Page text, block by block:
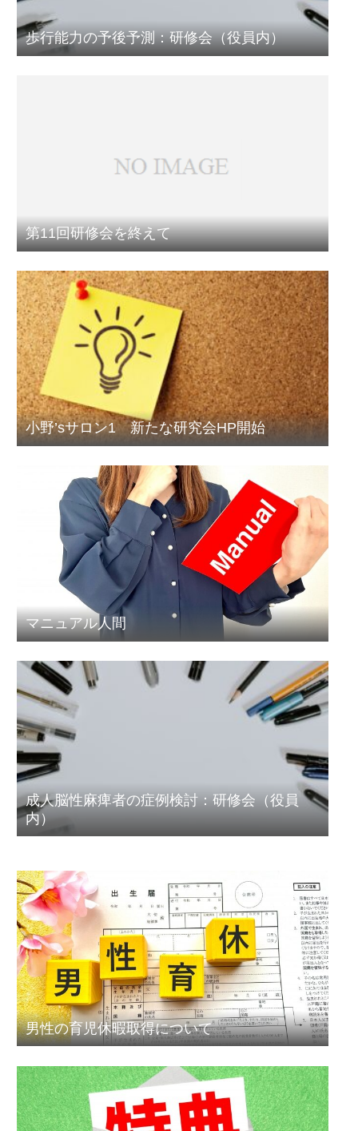
歩行能力の予後予測：研修会（役員内）
第11回研修会を終えて
小野’sサロン1 新たな研究会HP開始
マニュアル人間
成人脳性麻痺者の症例検討：研修会（役員
内）
男性の育児休暇取得について